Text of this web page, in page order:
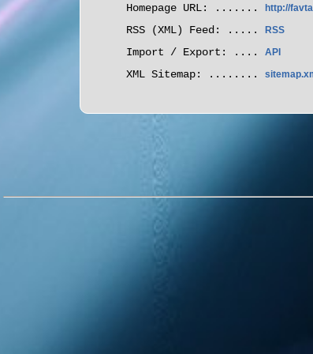
Homepage URL: ....... http://
RSS (XML) Feed: ..... RSS
Import / Export: .... API
XML Sitemap: ........